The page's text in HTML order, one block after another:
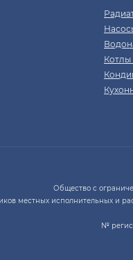
Котлы
Общество с
местных исполнительных и
№